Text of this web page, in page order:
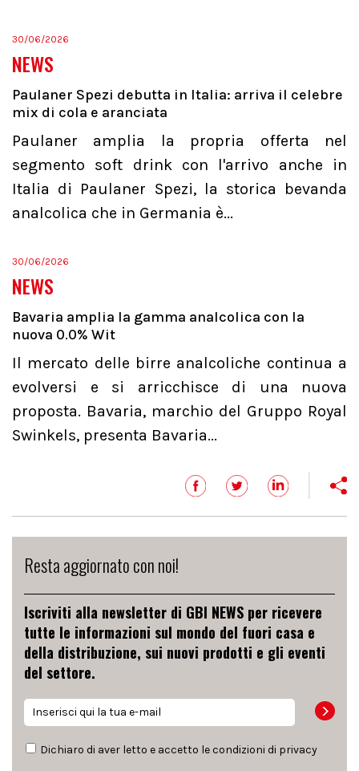
30/06/2026
NEWS
Paulaner Spezi debutta in Italia: arriva il celebre
mix di cola e aranciata
Paulaner amplia la propria offerta nel
segmento soft drink con l'arrivo anche in
Italia di Paulaner Spezi, la storica bevanda
analcolica che in Germania è...
30/06/2026
NEWS
Bavaria amplia la gamma analcolica con la
nuova 0.0% Wit
Il mercato delle birre analcoliche continua a
evolversi e si arricchisce di una nuova
proposta. Bavaria, marchio del Gruppo Royal
Swinkels, presenta Bavaria...
Resta aggiornato con noi!
Iscriviti alla newsletter di GBI NEWS per ricevere
tutte le informazioni sul mondo del fuori casa e
della distribuzione, sui nuovi prodotti e gli eventi
del settore.
Dichiaro di aver letto e accetto le condizioni di privacy